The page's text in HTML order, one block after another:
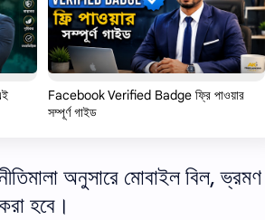
Facebook Verified Badge ফ্রি পাওয়ার
সম্পূর্ণ গাইড
অনুসারে মোবাইল বিল, ভ্রমণ
হবে।